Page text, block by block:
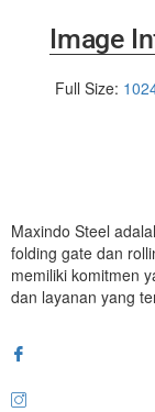
Image
Full Size:
Maxindo Steel
folding gate dan
memiliki komitmen
dan layanan yang